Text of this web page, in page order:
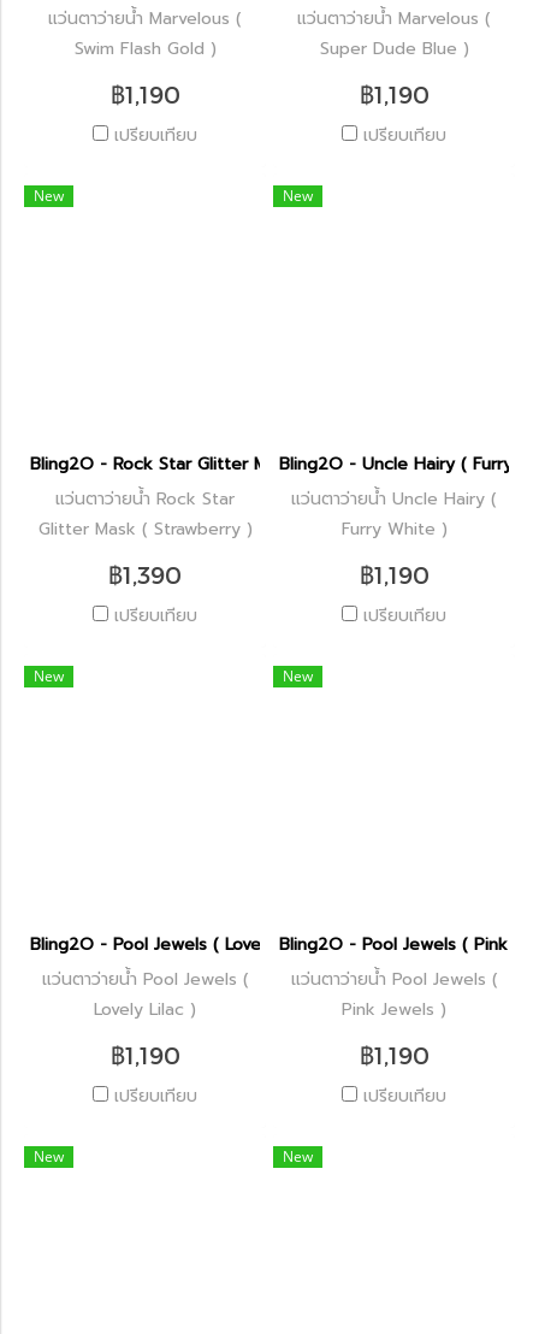
แว่นตาว่ายน้ำ Marvelous (
Swim Flash Gold )
฿1,190
เปรียบเทียบ
แว่นตาว่ายน้ำ Marvelous (
Super Dude Blue )
฿1,190
เปรียบเทียบ
New
Bling2O - Rock Star Glitter Mask ( Strawberry )
แว่นตาว่ายน้ำ Rock Star
Glitter Mask ( Strawberry )
฿1,390
เปรียบเทียบ
New
Bling2O - Uncle Hairy ( Furry
แว่นตาว่ายน้ำ Uncle Hairy (
Furry White )
฿1,190
เปรียบเทียบ
New
Bling2O - Pool Jewels ( Lovely Lilac )
แว่นตาว่ายน้ำ Pool Jewels (
Lovely Lilac )
฿1,190
เปรียบเทียบ
New
Bling2O - Pool Jewels ( Pink
แว่นตาว่ายน้ำ Pool Jewels (
Pink Jewels )
฿1,190
เปรียบเทียบ
New New